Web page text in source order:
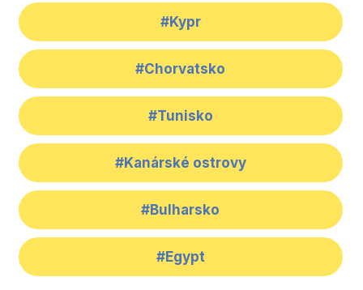
#Kypr
#Chorvatsko
#Tunisko
#Kanárské ostrovy
#Bulharsko
#Egypt